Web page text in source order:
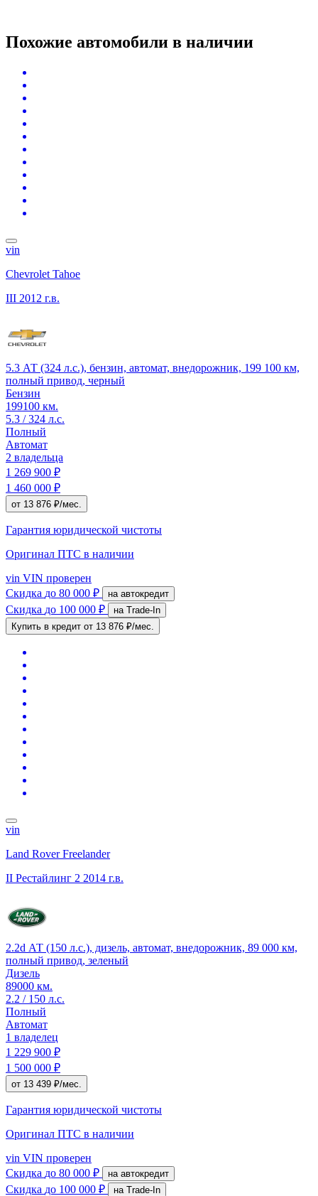
Похожие автомобили в наличии
vin
Chevrolet Tahoe
III 2012 г.в.
5.3 АТ (324 л.с.), бензин, автомат, внедорожник, 199 100 км,
полный привод, черный
Бензин
199100 км.
5.3 / 324 л.с.
Полный
Автомат
2 владельца
1 269 900 ₽
1 460 000 ₽
от 13 876 ₽/мес.
Гарантия юридической чистоты
Оригинал ПТС в наличии
vin VIN проверен
Скидка до 80 000 ₽ на автокредит
Скидка до 100 000 ₽
на Trade-In
Купить в кредит от 13 876 ₽/мес.
vin
Land Rover Freelander
II Рестайлинг 2 2014 г.в.
2.2d АТ (150 л.с.), дизель, автомат, внедорожник, 89 000 км,
полный привод, зеленый
Дизель
89000 км.
2.2 / 150 л.с.
Полный
Автомат
1 владелец
1 229 900 ₽
1 500 000 ₽
от 13 439 ₽/мес.
Гарантия юридической чистоты
Оригинал ПТС в наличии
vin VIN проверен
Скидка до 80 000 ₽ на автокредит
Скидка до 100 000 ₽
на Trade-In